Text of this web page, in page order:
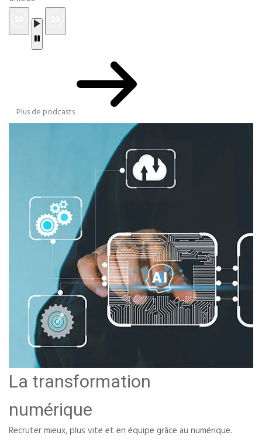
Plus de podcasts
La transformation
numérique
Recruter mieux, plus vite et en équipe grâce au numérique.